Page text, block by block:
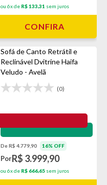
ou 6x de R$ 133,31 sem juros
CONFIRA
Sofá de Canto Retrátil e
Reclinável Dvitrine Haifa
Veludo - Avelã
(0)
Impermeabilização - VEDA
De R$ 4.779,90 16% OFF
PorR$ 3.999,90
ou 6x de R$ 666,65 sem juros